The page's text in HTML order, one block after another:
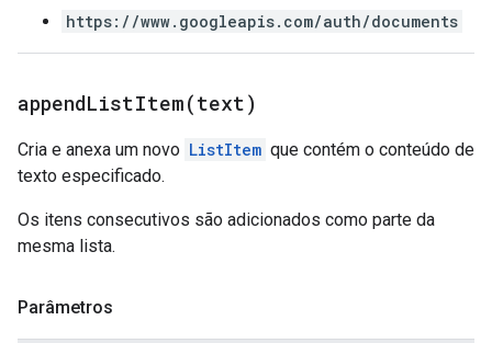
https://www.googleapis.com/auth/documents
appendListItem(text)
Cria e anexa um novo ListItem que contém o conteúdo de
texto especificado.
Os itens consecutivos são adicionados como parte da
mesma lista.
Parâmetros